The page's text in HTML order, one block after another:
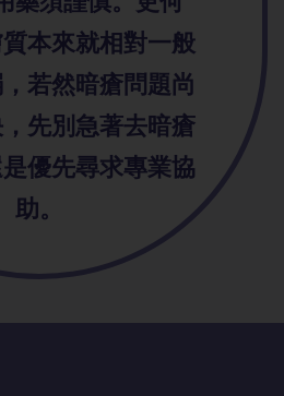
本來就相對一般
若然暗瘡問題尚
先別急著去暗瘡
優先尋求專業協
助。